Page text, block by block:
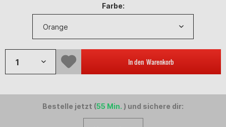
Farbe:
In den Warenkorb
Bestelle jetzt (55 Min. ) und sichere dir: